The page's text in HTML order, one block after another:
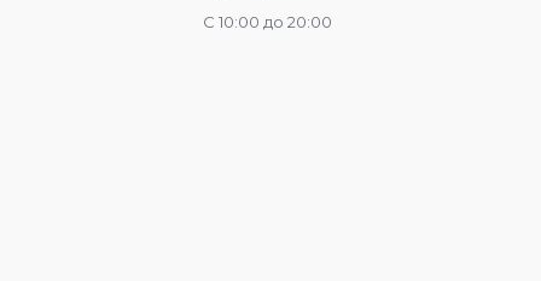
С 10:00 до 20:00